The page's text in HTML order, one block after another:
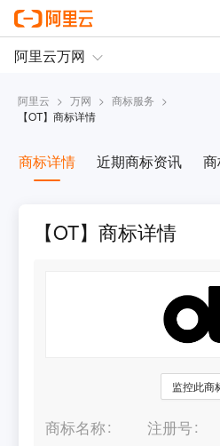
阿里云 > 万网 > 商标服务 >
【OT】商标详情
商标详情 近期商标资讯
【OT】商标详情
监控此商
商标名称
注册号